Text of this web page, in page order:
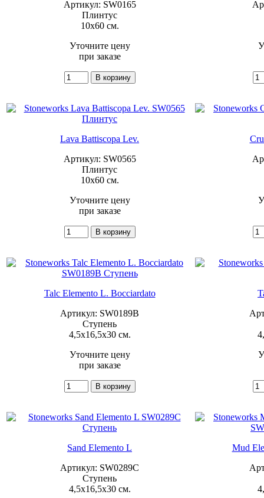
Артикул: SW0165
Плинтус
10x60 см.
Уточните цену
при заказе
Lava Battiscopa Lev.
Артикул: SW0565
Плинтус
10x60 см.
Уточните цену
при заказе
Talc Elemento L. Bocciardato
Артикул: SW0189B
Ступень
4,5x16,5x30 см.
Уточните цену
при заказе
Sand Elemento L
Артикул: SW0289C
Ступень
4,5x16,5x30 см.
Mud